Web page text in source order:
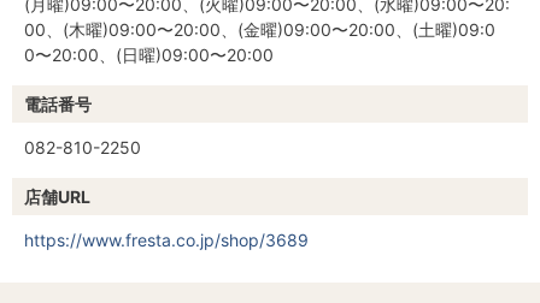
(月曜)09:00〜20:00、(火曜)09:00〜20:00、(水曜)09:00〜20:
00、(木曜)09:00〜20:00、(金曜)09:00〜20:00、(土曜)09:0
0〜20:00、(日曜)09:00〜20:00
電話番号
082-810-2250
店舗URL
https://www.fresta.co.jp/shop/3689